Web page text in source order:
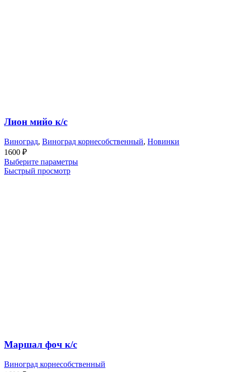
Лион мийо к/с
Виноград, Виноград корнесобственный, Новинки
1600 ₽
Выберите параметры
Быстрый просмотр
Маршал фоч к/с
Виноград корнесобственный